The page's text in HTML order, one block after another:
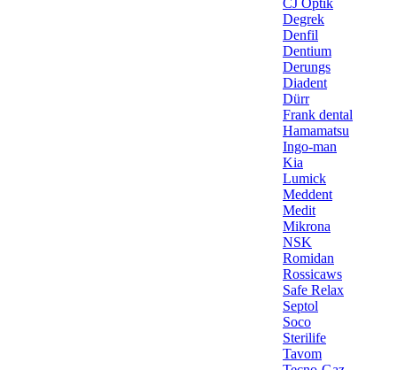
CJ Optik
Degrek
Denfil
Dentium
Derungs
Diadent
Dürr
Frank dental
Hamamatsu
Ingo-man
Kia
Lumick
Meddent
Medit
Mikrona
NSK
Romidan
Rossicaws
Safe Relax
Septol
Soco
Sterilife
Tavom